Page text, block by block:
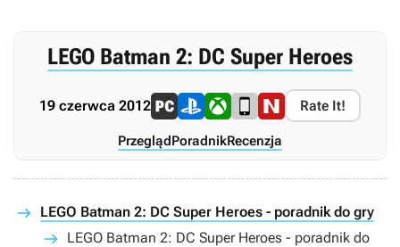
LEGO Batman 2: DC Super Heroes
19 czerwca 2012 Rate It!
PrzeglądPoradnikRecenzja
LEGO Batman 2: DC Super Heroes - poradnik do gry
LEGO Batman 2: DC Super Heroes - poradnik do